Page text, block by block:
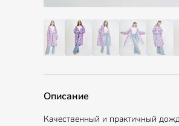
Описание
Качественный и практичный